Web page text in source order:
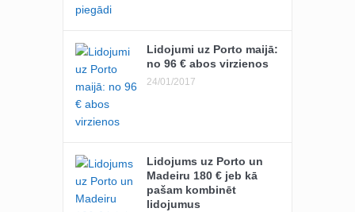
Lidojumi uz Porto maijā:
no 96 € abos virzienos
24/01/2017
Lidojums uz Porto un
Madeiru 180 € jeb kā
pašam kombinēt
lidojumus